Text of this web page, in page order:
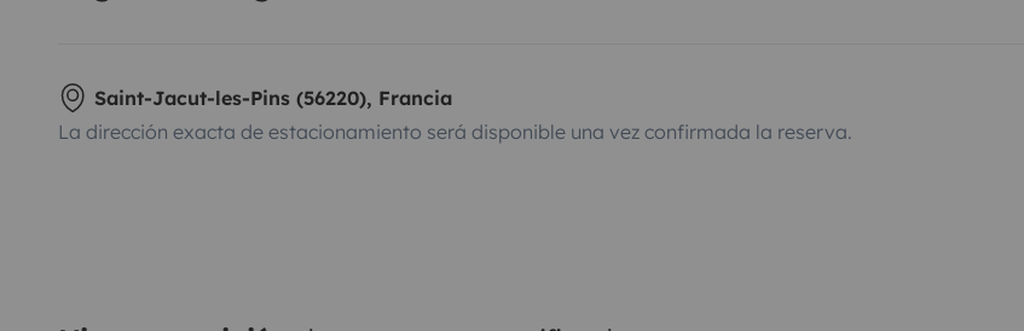
Saint-Jacut-les-Pins (56220), Francia
La dirección exacta de estacionamiento será disponible una vez confirmada la reserva.